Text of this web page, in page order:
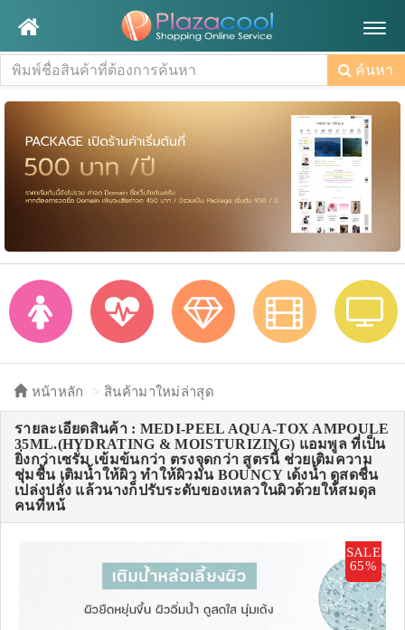
ค้นหา
หน้าหลัก สินค้ามาใหม่ล่าสุด
รายละเอียดสินค้า : MEDI-PEEL AQUA-TOX AMPOULE
35ML.(HYDRATING & MOISTURIZING) แอมพูล ที่เป็น
ยิ่งกว่าเซรั่ม เข้มข้นกว่า ตรงจุดกว่า สูตรนี้ ช่วยเติมความ
ชุ่มชื้น เติมน้ำให้ผิว ทำให้ผิวมัน BOUNCY เด้งน้ำ ดูสดชื่น
เปล่งปลั่ง แล้วนางก็ปรับระดับของเหลวในผิวด้วยให้สมดุล
คนที่หน้
SALE
65%